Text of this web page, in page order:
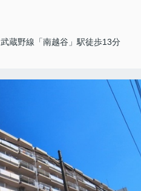
武蔵野線「南越谷」駅徒歩13分